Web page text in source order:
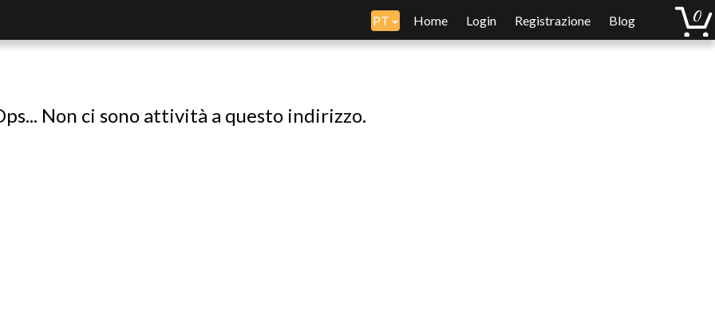
PT Home Login Registrazione Blog
Non ci sono attività a questo indirizzo.